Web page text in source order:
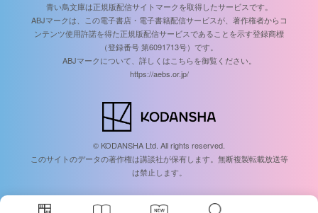
青い鳥文庫は正規版配信サイトマークを取得したサービスです。
ABJマークは、この電子書店・電子書籍配信サービスが、著作権者からコ
ンテンツ使用許諾を得た正規版配信サービスであることを示す登録商標
（登録番号 第6091713号）です。
ABJマークについて、詳しくはこちらを御覧ください。
https://aebs.or.jp/
© KODANSHA Ltd. All rights reserved.
このサイトのデータの著作権は講談社が保有します。無断複製転載放送等
は禁止します。